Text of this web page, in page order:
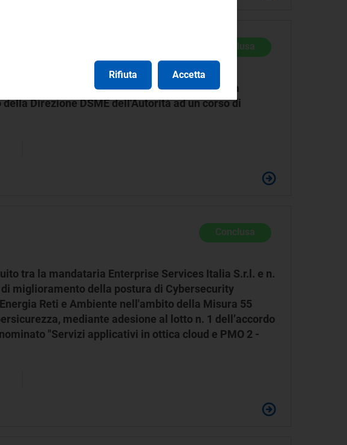
Conclusa
dei Regolatori dell'Energia (CEER) per la
Direzione DSME dell'Autorità ad un corso di
Conclusa
tra la mandataria Enterprise Services Italia S.r.l. e n.
miglioramento della postura di Cybersecurity
Reti e Ambiente nell'ambito della Misura 55
mediante adesione al lotto n. 1 dell’accordo
"Servizi applicativi in ottica cloud e PMO 2 -
Rifiuta Accetta